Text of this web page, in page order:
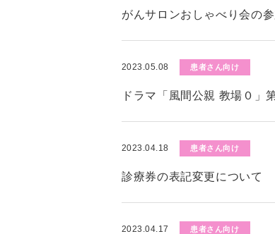
がんサロンおしゃべり会の
2023.05.08 患者さん向け
ドラマ「風間公親 教場０」
2023.04.18 患者さん向け
診療券の表記変更について
2023.04.17 患者さん向け